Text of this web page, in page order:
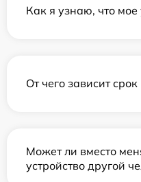
Как я узнаю, что мое
От чего зависит
Может ли вместо
устройство другой